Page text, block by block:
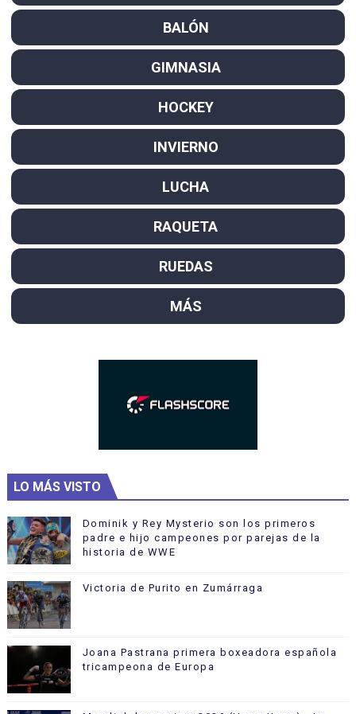
BALÓN
GIMNASIA
HOCKEY
INVIERNO
LUCHA
RAQUETA
RUEDAS
MÁS
LO MÁS VISTO
Dominik y Rey Mysterio son los primeros
padre e hijo campeones por parejas de la
historia de WWE
Victoria de Purito en Zumárraga
Joana Pastrana primera boxeadora española
tricampeona de Europa